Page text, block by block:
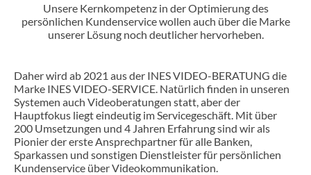
Unsere Kernkompetenz in der Optimierung des
persönlichen Kundenservice wollen auch über die Marke
unserer Lösung noch deutlicher hervorheben.
Daher wird ab 2021 aus der INES VIDEO-BERATUNG die
Marke INES VIDEO-SERVICE. Natürlich finden in unseren
Systemen auch Videoberatungen statt, aber der
Hauptfokus liegt eindeutig im Servicegeschäft. Mit über
200 Umsetzungen und 4 Jahren Erfahrung sind wir als
Pionier der erste Ansprechpartner für alle Banken,
Sparkassen und sonstigen Dienstleister für persönlichen
Kundenservice über Videokommunikation.